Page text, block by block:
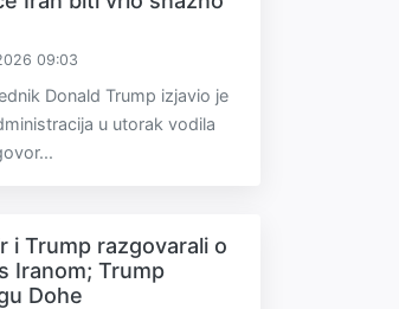
09:03
Donald Trump izjavio je
u utorak vodila
i Trump razgovarali o
Iranom; Trump
Dohe